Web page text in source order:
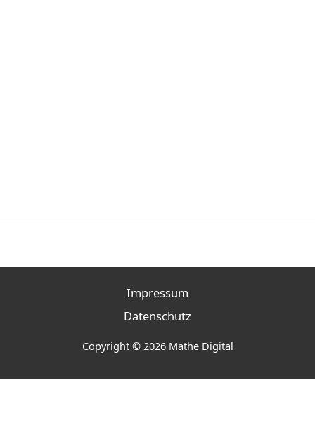
Impressum
Datenschutz
Copyright © 2026 Mathe Digital